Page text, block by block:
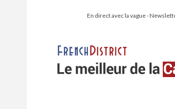
En direct avec la vague -